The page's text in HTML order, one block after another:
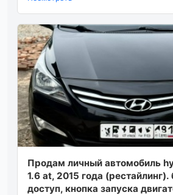
Продам личный автомобиль
1.6 at, 2015 года
доступ, кнопка запуска